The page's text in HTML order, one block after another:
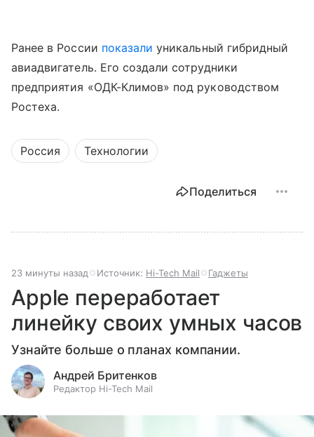
Ранее в России показали уникальный гибридный
авиадвигатель. Его создали сотрудники
предприятия «ОДК-Климов» под руководством
Ростеха.
Россия Технологии
Поделиться
23 минуты назад Источник: Hi-Tech Mail Гаджеты
Apple переработает
линейку своих умных часов
Узнайте больше о планах компании.
Андрей Бритенков
Редактор Hi-Tech Mail